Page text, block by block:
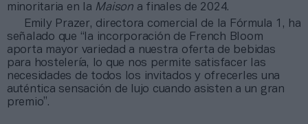
minoritaria en la Maisona finales de 2024.
Emily Prazer, directora comercial de la Fórmula 1, ha
señalado que “la incorporación de French Bloom
aporta mayor variedad a nuestra oferta de bebidas
para hostelería, lo que nos permite satisfacer las
necesidades de todos los invitados y ofrecerles una
auténtica sensación de lujo cuando asisten a un gran
premio”.